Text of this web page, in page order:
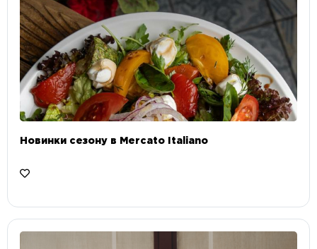
Новинки сезону в Mercato Italiano